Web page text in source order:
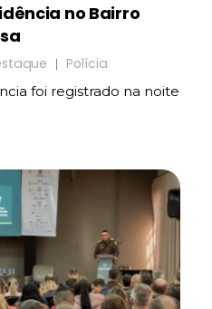
no Bairro
Polícia
foi registrado na noite